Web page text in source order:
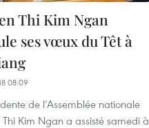
Thi Kim Ngan
ses vœux du Têt à
08:09
de l’Assemblée nationale
Kim Ngan a assisté samedi à